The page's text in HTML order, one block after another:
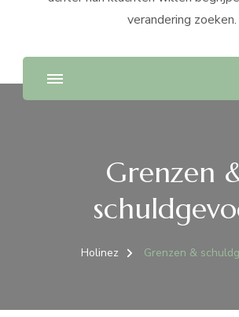
verandering zoeken.
Grenzen
Holinez Grenzen &